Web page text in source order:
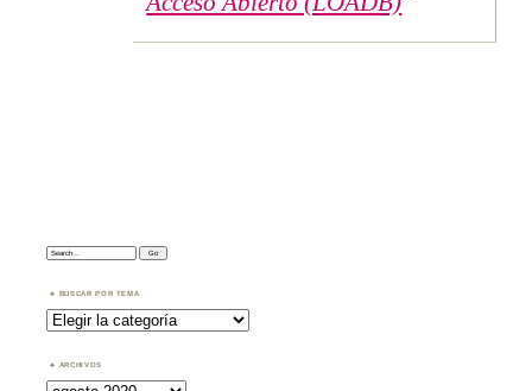
Search:
BUSCAR POR TEMA
Buscar
por
Tema
ARCHIVOS
Archivos